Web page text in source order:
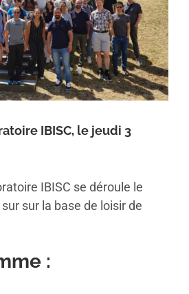
IBISC, le jeudi 3
IBISC se déroule le
sur la base de loisir de
: